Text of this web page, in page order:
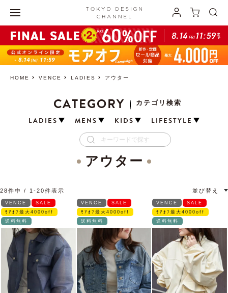
HOME VENCE LADIES アウター
CATEGORY
カテゴリ検索
LADIES
MENS KIDS LIFESTYLE
アウター
並び替え
28件中 1 -20件表示
VENCE
SALE
ﾓｱｵﾌ最大4000off
送料無料
VENCE
SALE
ﾓｱｵﾌ最大4000off
送料無料
VENCE
SALE
ﾓｱｵﾌ最大4000off
送料無料